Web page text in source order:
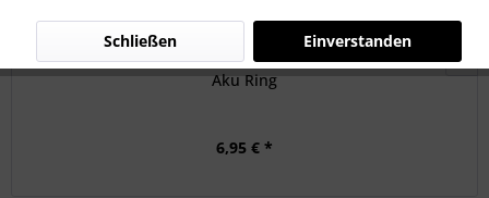
Aku Ring
6,95 € *
Einverstanden
Schließen